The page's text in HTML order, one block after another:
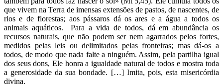
que vivem na Terra de imensas extensões de pastos, de nascentes, de
rios e de florestas; aos pássaros dá os ares e a água a todos os
animais aquáticos. Para a vida de todos, dá em abundância os
recursos naturais, que não podem ser nem agarrados pelos fortes,
medidos pelas leis ou delimitados pelas fronteiras; mas dá-os a
todos, de modo que nada falte a ninguém. Assim, pela partilha igual
dos seus dons, Ele honra a igualdade natural de todos e mostra toda
a generosidade da sua bondade. […] Imita, pois, esta misericórdia
divina.